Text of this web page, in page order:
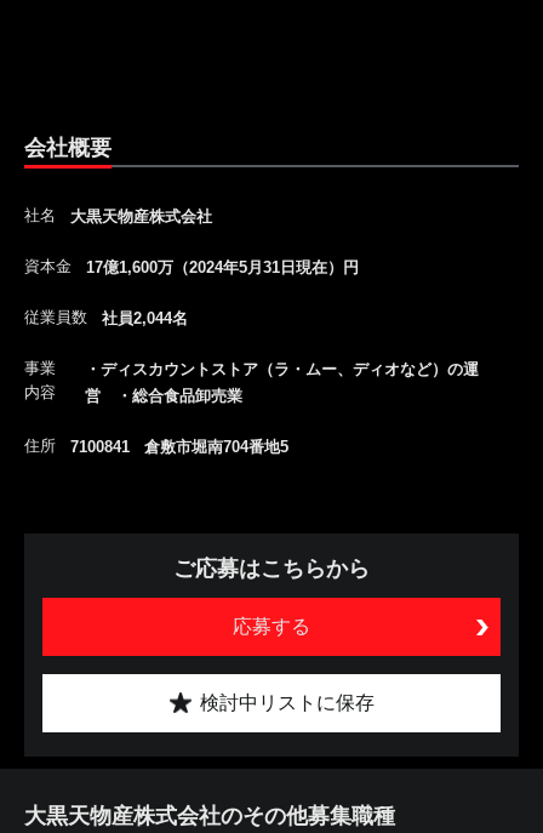
会社概要
社名 大黒天物産株式会社
資本金 17億1,600万（2024年5月31日現在）円
従業員数 社員2,044名
事業
内容
・ディスカウントストア（ラ・ムー、ディオなど）の運
営 ・総合食品卸売業
住所 7100841 倉敷市堀南704番地5
ご応募はこちらから
応募する
検討中リストに保存
大黒天物産株式会社のその他募集職種